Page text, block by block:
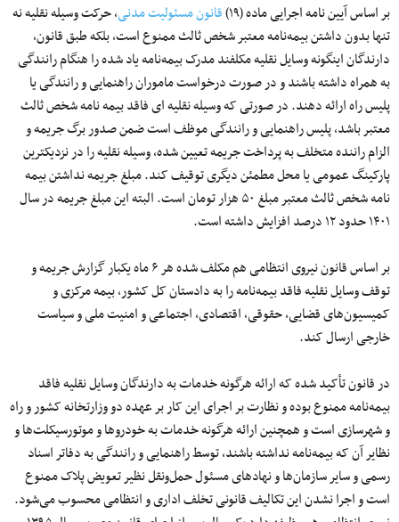
بر اساس آیین نامه اجرایی ماده (۱۹)
قانون مسئولیت مدنی، حرکت وسیله نقلیه نه
تنها بدون داشتن بیمه‌نامه معتبر شخص ثالث ممنوع است، بلکه طبق قانون،
دارندگان اینگونه وسایل نقلیه مکلفند مدرک بیمه‌نامه یاد شده را هنگام رانندگی
به همراه داشته باشند و در صورت درخواست ماموران راهنمایی و رانندگی یا
پلیس راه ارائه دهند. در صورتی که وسیله نقلیه ای فاقد بیمه نامه شخص ثالث
معتبر باشد، پلیس راهنمایی و رانندگی موظف است ضمن صدور برگ جریمه و
الزام راننده متخلف به پرداخت جریمه تعیین شده، وسیله نقلیه را در نزدیکترین
پارکینگ عمومی یا محل مطمئن دیگری توقیف کند. مبلغ جریمه نداشتن بیمه
نامه شخص ثالث معتبر مبلغ ۵۰ هزار تومان است. البته این مبلغ جریمه در سال
۱۴۰۱ حدود ۱۲ درصد افزایش داشته است.
بر اساس قانون نیروی انتظامی هم مکلف شده هر ۶ ماه یکبار گزارش جریمه و
توقف وسایل نقلیه فاقد بیمه‌نامه را به دادستان کل کشور، بیمه مرکزی و
کمیسیون‌های قضایی، حقوقی، اقتصادی، اجتماعی و امنیت ملی و سیاست
خارجی ارسال کند.
در قانون تأکید شده که ارائه هرگونه خدمات به دارندگان وسایل نقلیه فاقد
بیمه‌نامه ممنوع بوده و نظارت بر اجرای این کار بر عهده دو وزارتخانه کشور و راه
و شهرسازی است و همچنین ارائه هرگونه خدمات به خودروها و موتورسیکلت‌ها و
نظایر آن که بیمه‌نامه نداشته باشند، توسط راهنمایی و رانندگی به دفاتر اسناد
رسمی و سایر سازمان‌ها و نهادهای مسئول حمل‌ونقل نظیر تعویض پلاک ممنوع
است و اجرا نشدن این تکالیف قانونی تخلف اداری و انتظامی محسوب می‌شود.